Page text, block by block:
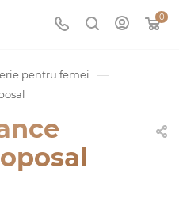
0
pentru femei —